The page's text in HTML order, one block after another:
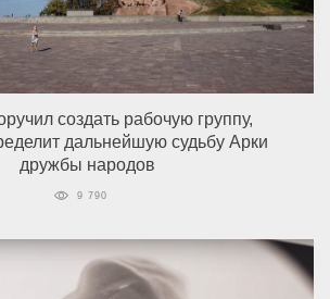
создать рабочую группу,
дальнейшую судьбу Арки
дружбы народов
9 790